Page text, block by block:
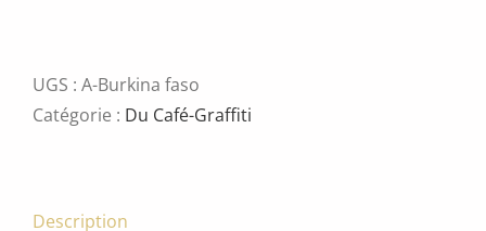
faso
UGS : A-Burkina faso
Catégorie : Du Café-Graffiti
Description